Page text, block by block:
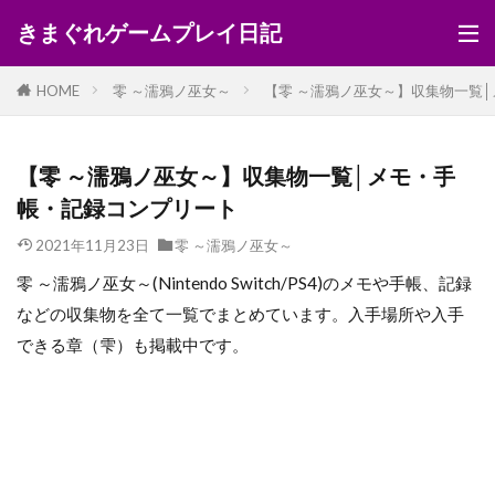
きまぐれゲームプレイ日記
HOME 零 ～濡鴉ノ巫女～ 【零 ～濡鴉ノ巫女～】収集物一
【零 ～濡鴉ノ巫女～】収集物一覧│メモ・手
帳・記録コンプリート
2021年11月23日 零 ～濡鴉ノ巫女～
零 ～濡鴉ノ巫女～(Nintendo Switch/PS4)のメモや手帳、記録
などの収集物を全て一覧でまとめています。入手場所や入手
できる章（雫）も掲載中です。